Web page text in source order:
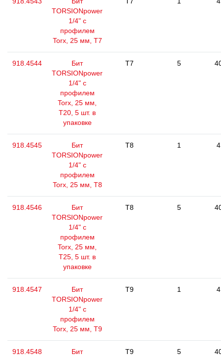
TORSIONpower
1/4" с
профилем
Torx, 25 мм, Т7
918.4544
Бит
TORSIONpower
1/4" с
профилем
Torx, 25 мм,
Т20, 5 шт. в
упаковке
T7 5
918.4545
Бит
TORSIONpower
1/4" с
профилем
Torx, 25 мм, Т8
T8 1 4
918.4546
Бит
TORSIONpower
1/4" с
профилем
Torx, 25 мм,
Т25, 5 шт. в
упаковке
T8 5
918.4547
Бит
TORSIONpower
1/4" с
профилем
Torx, 25 мм, Т9
T9 1 4
918.4548
Бит
T9 5